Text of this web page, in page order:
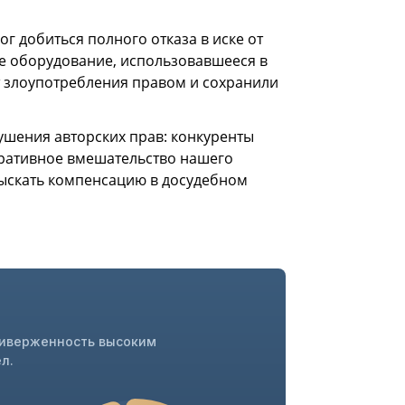
добиться полного отказа в иске от
оборудование, использовавшееся в
правом и сохранили
авторских прав: конкуренты
вмешательство нашего
компенсацию в досудебном
высоким